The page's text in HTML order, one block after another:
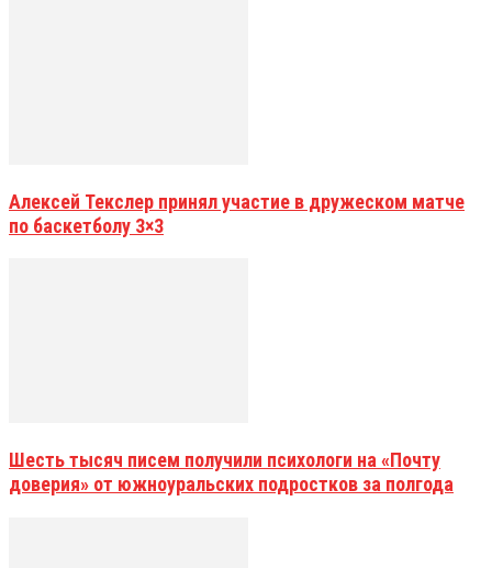
Алексей Текслер принял участие в дружеском матче
по баскетболу 3×3
Шесть тысяч писем получили психологи на «Почту
доверия» от южноуральских подростков за полгода